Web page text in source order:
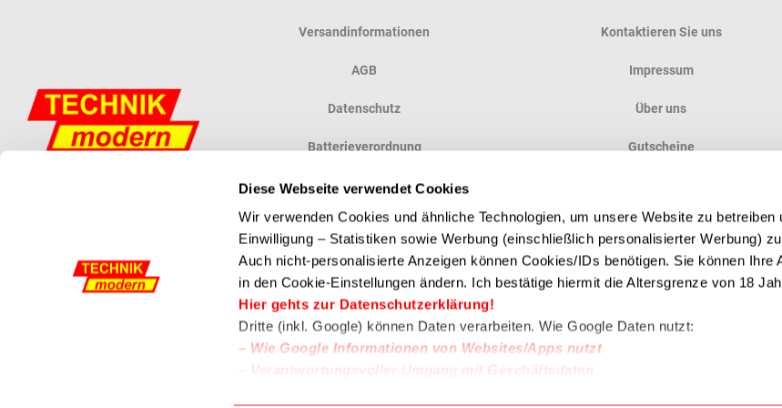
Diese Webseite verwendet Cookies
Wir verwenden Cookies und ähnliche Technologien, um unsere Website zu betreiben
Einwilligung – Statistiken sowie Werbung (einschließlich personalisierter Werbung)
Auch nicht-personalisierte Anzeigen können Cookies/IDs benötigen. Sie können Ihre
in den Cookie-Einstellungen ändern. Ich bestätige hiermit die Altersgrenze von 18
Hier gehts zur Datenschutzerklärung!
Dritte (inkl. Google) können Daten verarbeiten. Wie Google Daten nutzt:
– Wie Google Informationen von Websites/Apps nutzt
Verantwortungsvoller Umgang mit Geschäftsdaten
Versandinformationen
AGB
Datenschutz
Batterieverordnung
Widerrufsbelehrung
Kontaktieren Sie uns
Impressum
Über uns
Gutscheine
Powered by ETRON - Onlineshop, Warenwirtschaft und Kassensysteme